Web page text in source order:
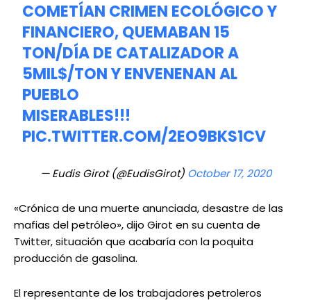
COMETÍAN CRIMEN ECOLÓGICO Y
FINANCIERO, QUEMABAN 15
TON/DÍA DE CATALIZADOR A
5MIL$/TON Y ENVENENAN AL
PUEBLO
MISERABLES!!!
PIC.TWITTER.COM/2EO9BKS1CV
— Eudis Girot (@EudisGirot) October 17, 2020
«Crónica de una muerte anunciada, desastre de las
mafias del petróleo», dijo Girot en su cuenta de
Twitter, situación que acabaría con la poquita
producción de gasolina.
El representante de los trabajadores petroleros